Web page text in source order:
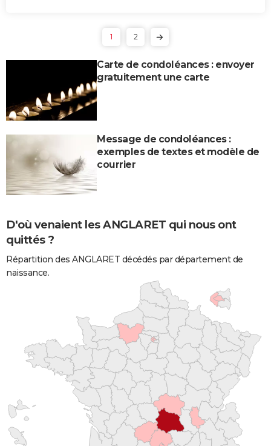
1 2
Carte de condoléances : envoyer
gratuitement une carte
Message de condoléances :
exemples de textes et modèle de
courrier
D'où venaient les ANGLARET qui nous ont
quittés ?
Répartition des ANGLARET décédés par département de
naissance.